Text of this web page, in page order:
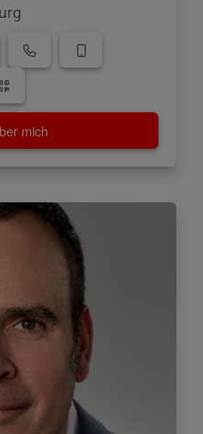
mich